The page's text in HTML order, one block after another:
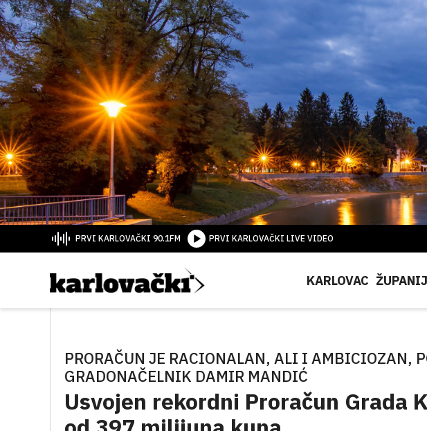
PRVI KARLOVAČKI 90.1FM PRVI KARLOVAČKI LIVE VIDEO
KARLOVAC
PRORAČUN JE RACIONALAN, ALI I AMBICIOZAN,
GRADONAČELNIK DAMIR MANDIĆ
Usvojen rekordni Proračun Grada